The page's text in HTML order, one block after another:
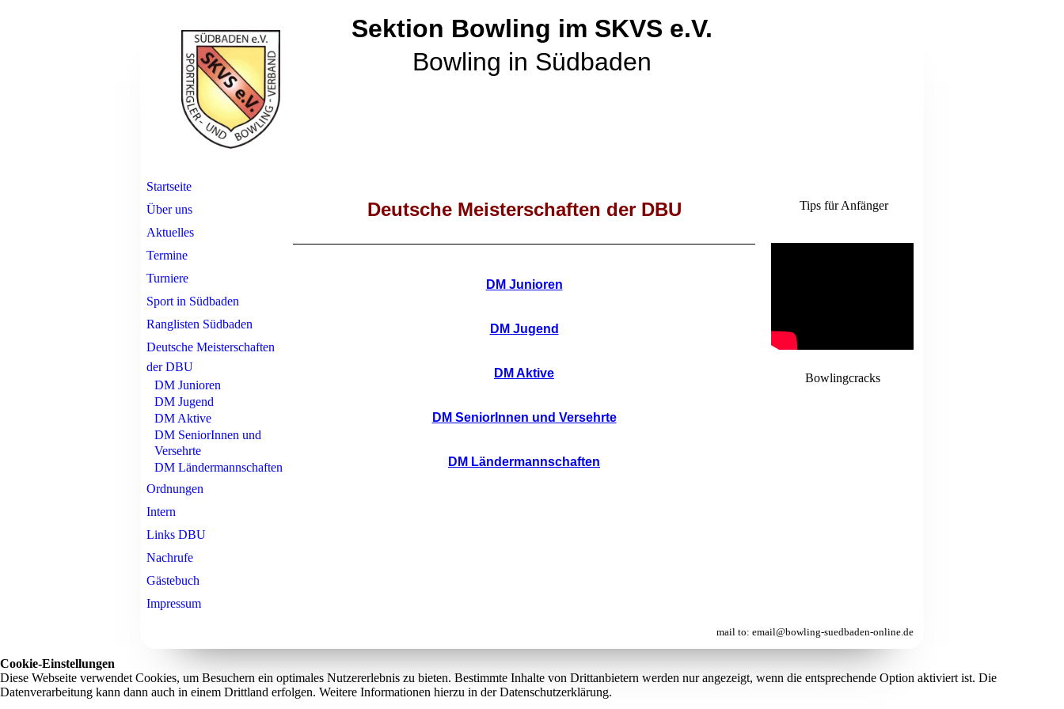
Sektion Bowling im SKVS e.V.
Bowling in Südbaden
Startseite
Über uns
Aktuelles
Termine
Turniere
Sport in Südbaden
Ranglisten Südbaden
Deutsche Meisterschaften
der DBU
DM Junioren
DM Jugend
DM Aktive
DM SeniorInnen und
Versehrte
DM Ländermannschaften
Ordnungen
Intern
Links DBU
Nachrufe
Gästebuch
Impressum
Deutsche Meisterschaften der DBU
DM Junioren
DM Jugend
DM Aktive
DM SeniorInnen und Versehrte
DM Ländermannschaften
Tips für Anfänger
Bowlingcracks
mail to: email@bowling-suedbaden-online.de
Cookie-Einstellungen
Diese Webseite verwendet Cookies, um Besuchern ein optimales Nutzererlebnis zu bieten. Bestimmte Inhalte von Drittanbietern werden nur angezeigt, wenn die entsprechende Option aktiviert ist. Die
Datenverarbeitung kann dann auch in einem Drittland erfolgen. Weitere Informationen hierzu in der Datenschutzerklärung.